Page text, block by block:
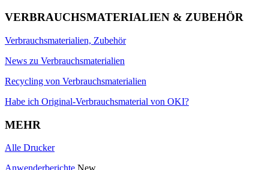
VERBRAUCHSMATERIALIEN & ZUBEHÖR
Verbrauchsmaterialien, Zubehör
News zu Verbrauchsmaterialien
Recycling von Verbrauchsmaterialien
Habe ich Original-Verbrauchsmaterial von OKI?
MEHR
Alle Drucker